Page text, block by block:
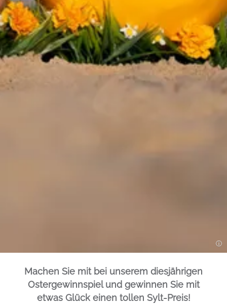
Einleitung
Machen Sie mit bei unserem diesjährigen
Ostergewinnspiel und gewinnen Sie mit
etwas Glück einen tollen Sylt-Preis!